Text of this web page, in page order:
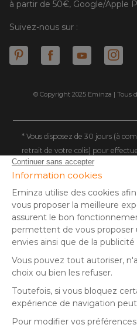
à partir de 50€, Google/Apple
Suivez-nous sur :
© Copyright 2025 Eminza | Tous
* Vous disposez de 30 jours (à
retrait de votre colis) pour
vous faire rembourser. Hors colis
** Expédition le jour même pour
14 h (jours ouvrés - hors livraison
(1) Remise de 10€ à partir de
valable du 02/08/2026 au 06/
code SUMMER26 lors de la
remboursable, non cumulable